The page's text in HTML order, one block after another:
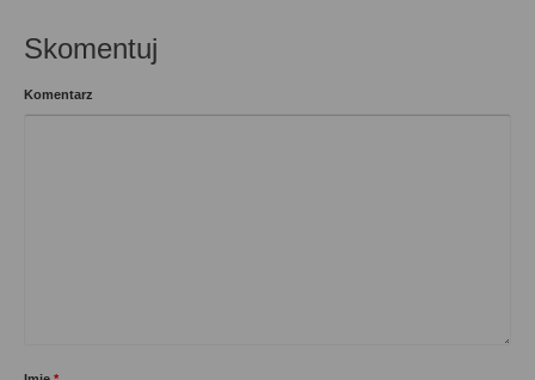
Skomentuj
Komentarz